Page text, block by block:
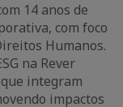
14 anos de
com foco
Humanos.
na Rever
integram
impactos